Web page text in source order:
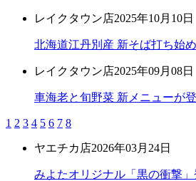
レイクタウン店2025年10月10日
北海道江丹別産 新そば打ち始
レイクタウン店2025年09月08日
車海老と旬野菜 新メニューが登
1 2 3 4 5 6 7 8
ヤエチカ店2026年03月24日
みよたオリジナル「黒の衝撃」